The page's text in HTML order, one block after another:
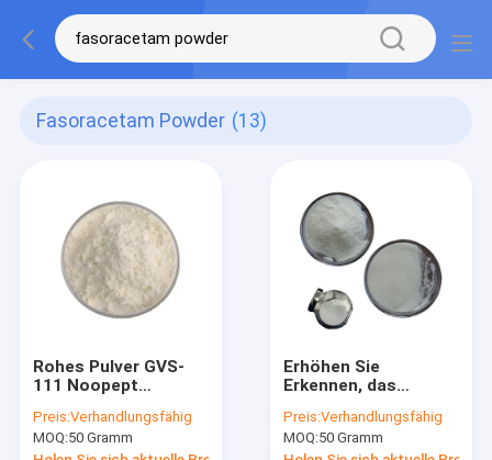
Fasoracetam Powder (13)
Rohes Pulver GVS-
111 Noopept
pulverisieren CAS
157115-85-0
Preis:Verhandlungsfähig
MOQ:50 Gramm
Erhöhen Sie
Erkennen, das
Nootropic 99% Alpha
GPC Pulver 28319-
Preis:Verhandlungsfähig
MOQ:50 Gramm